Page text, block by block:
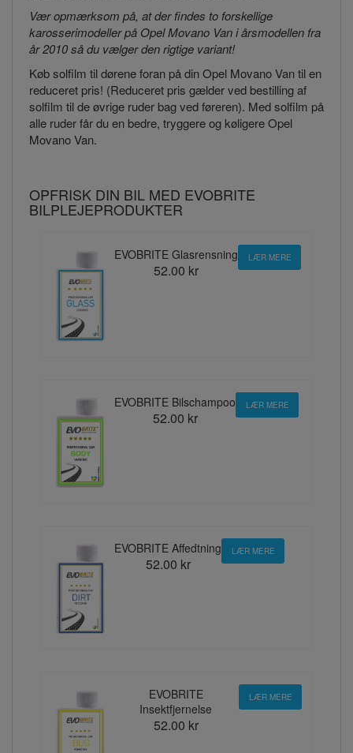
Vær opmærksom på, at der findes to forskellige
karosserimodeller på Opel Movano Van i årsmodellen fra
år 2010 så du vælger den rigtige variant!
Køb solfilm til dørene foran på din Opel Movano Van til en
reduceret pris! (Reduceret pris gælder ved bestilling af
solfilm til de øvrige ruder bag ved føreren). Med solfilm på
alle ruder får du en bedre, tryggere og køligere Opel
Movano Van.
OPFRISK DIN BIL MED EVOBRITE
BILPLEJEPRODUKTER
EVOBRITE Glasrensning
52.00 kr
LÆR MERE
EVOBRITE Bilschampoo
52.00 kr
LÆR MERE
EVOBRITE Affedtning
52.00 kr
LÆR MERE
EVOBRITE
Insektfjernelse
52.00 kr
LÆR MERE